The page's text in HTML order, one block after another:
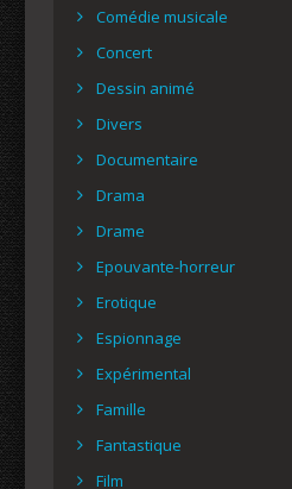
Comédie musicale
Concert
Dessin animé
Divers
Documentaire
Drama
Drame
Epouvante-horreur
Erotique
Espionnage
Expérimental
Famille
Fantastique
Film